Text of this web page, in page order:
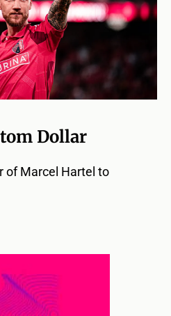
Dollar
of Marcel Hartel to